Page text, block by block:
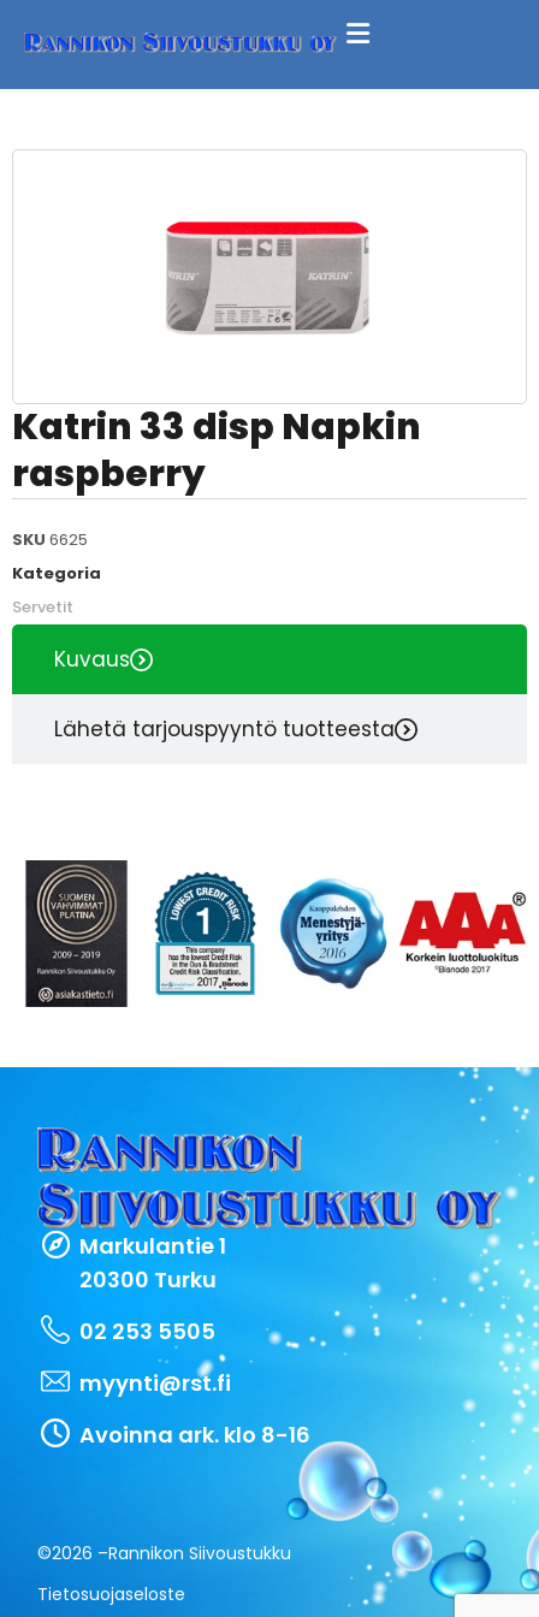
Katrin 33 disp Napkin
raspberry
SKU 6625
Kategoria
Servetit
Kuvaus
Lähetä tarjouspyyntö tuotteesta
Markulantie 1
20300 Turku
02 253 5505
myynti@rst.fi
Avoinna ark. klo 8-16
©2026 –Rannikon Siivoustukku
Tietosuojaseloste